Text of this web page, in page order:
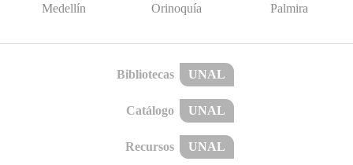
Medellín Orinoquía Palmira
Bibliotecas UNAL
Catálogo UNAL
Recursos UNAL